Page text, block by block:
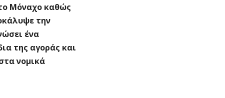
Μόναχο καθώς
την
ένα
της αγοράς και
νομικά